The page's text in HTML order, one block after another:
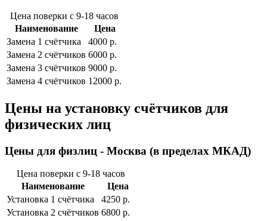
Цена поверки с 9-18 часов
Наименование
Цена
Замена 1 cчётчика
4000 р.
Замена 2 cчётчиков 6000 р.
Замена 3 cчётчиков 9000 р.
Замена 4 cчётчиков 12000 р.
Цены на установку счётчиков для
физических лиц
Цены для физлиц - Москва (в пределах МКАД)
Цена поверки с 9-18 часов
Наименование
Цена
Установка 1 cчётчика
4250 р.
Установка 2 cчётчиков 6800 р.